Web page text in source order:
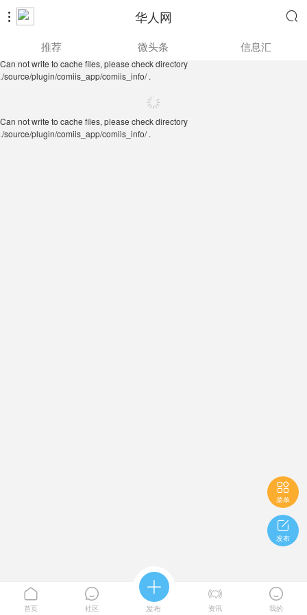
 华人网 
./source/plugin/comiis_app/comiis_info/ .
推荐 微头条 信息汇
Can not write to cache files, please check directory
./source/plugin/comiis_app/comiis_info/ .

菜单

发布

首页

社区

发布

资讯

我的
Can not write to cache files, please check directory
./source/plugin/comiis_app/comiis_info/ .